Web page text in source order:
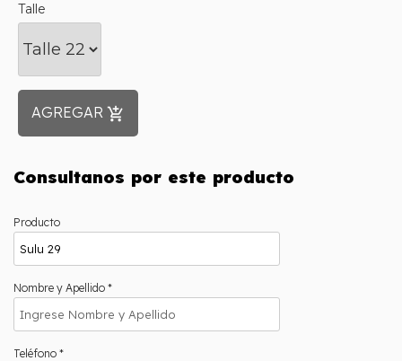
Talle
AGREGAR add_shopping_cart
Consultanos por este producto
Producto
Nombre y Apellido *
Teléfono *